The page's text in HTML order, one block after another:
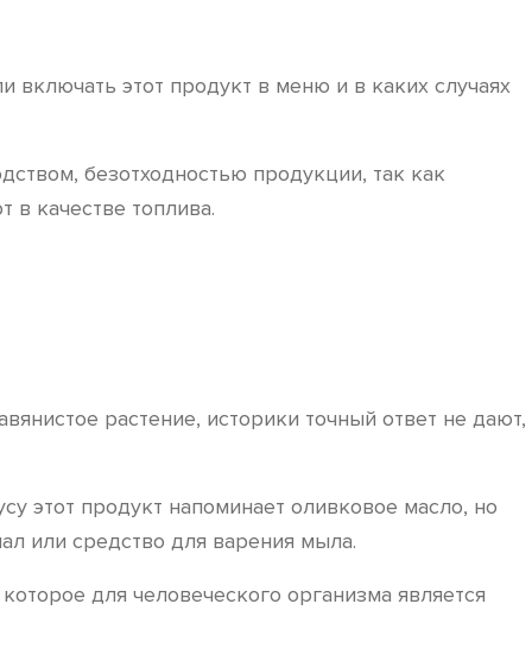
включать этот продукт в меню и в каких случаях
безотходностью продукции, так как
в качестве топлива.
растение, историки точный ответ не дают,
этот продукт напоминает оливковое масло, но
или средство для варения мыла.
для человеческого организма является